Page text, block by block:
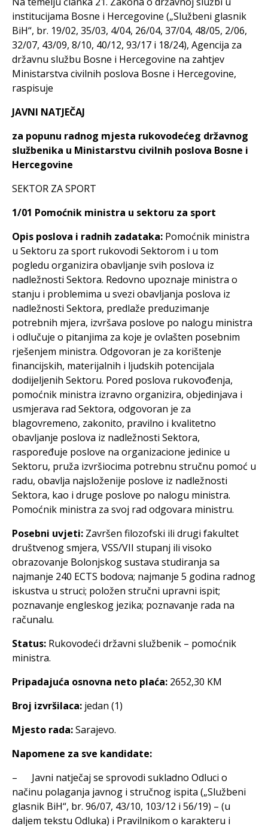
institucijama Bosne i Hercegovine („Službeni glasnik
BiH“, br. 19/02, 35/03, 4/04, 26/04, 37/04, 48/05, 2/06,
32/07, 43/09, 8/10, 40/12, 93/17 i 18/24), Agencija za
državnu službu Bosne i Hercegovine na zahtjev
Ministarstva civilnih poslova Bosne i Hercegovine,
raspisuje
JAVNI NATJEČAJ
za popunu radnog mjesta rukovodećeg državnog
službenika u Ministarstvu civilnih poslova Bosne i
Hercegovine
SEKTOR ZA SPORT
1/01 Pomoćnik ministra u sektoru za sport
Opis poslova i radnih zadataka: Pomoćnik ministra
u Sektoru za sport rukovodi Sektorom i u tom
pogledu organizira obavljanje svih poslova iz
nadležnosti Sektora. Redovno upoznaje ministra o
stanju i problemima u svezi obavljanja poslova iz
nadležnosti Sektora, predlaže preduzimanje
potrebnih mjera, izvršava poslove po nalogu ministra
i odlučuje o pitanjima za koje je ovlašten posebnim
rješenjem ministra. Odgovoran je za korištenje
financijskih, materijalnih i ljudskih potencijala
dodijeljenih Sektoru. Pored poslova rukovođenja,
pomoćnik ministra izravno organizira, objedinjava i
usmjerava rad Sektora, odgovoran je za
blagovremeno, zakonito, pravilno i kvalitetno
obavljanje poslova iz nadležnosti Sektora,
raspoređuje poslove na organizacione jedinice u
Sektoru, pruža izvršiocima potrebnu stručnu pomoć u
radu, obavlja najsloženije poslove iz nadležnosti
Sektora, kao i druge poslove po nalogu ministra.
Pomoćnik ministra za svoj rad odgovara ministru.
Posebni uvjeti: Završen filozofski ili drugi fakultet
društvenog smjera, VSS/VII stupanj ili visoko
obrazovanje Bolonjskog sustava studiranja sa
najmanje 240 ECTS bodova; najmanje 5 godina radnog
iskustva u struci; položen stručni upravni ispit;
poznavanje engleskog jezika; poznavanje rada na
računalu.
Status: Rukovodeći državni službenik – pomoćnik
ministra.
Pripadajuća osnovna neto plaća: 2652,30 KM
Broj izvršilaca: jedan (1)
Mjesto rada:Sarajevo.
Napomene za sve kandidate:
– Javni natječaj se sprovodi sukladno Odluci o
načinu polaganja javnog i stručnog ispita („Službeni
glasnik BiH“, br. 96/07, 43/10, 103/12 i 56/19) – (u
daljem tekstu Odluka) i Pravilnikom o karakteru i